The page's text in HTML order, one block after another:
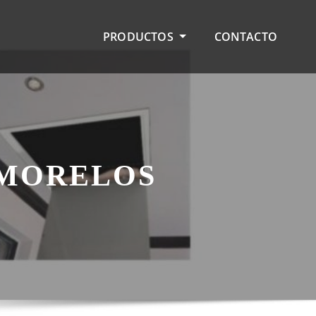
PRODUCTOS CONTACTO